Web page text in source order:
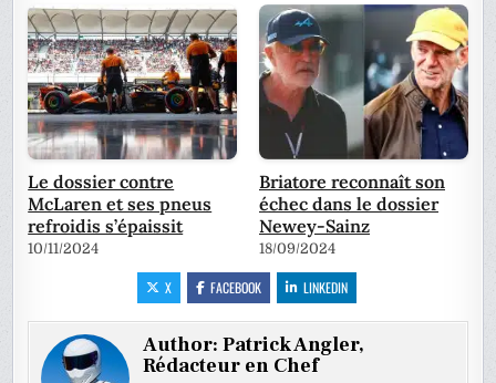
Le dossier contre
McLaren et ses pneus
refroidis s’épaissit
10/11/2024
Briatore reconnaît son
échec dans le dossier
Newey-Sainz
18/09/2024
X FACEBOOK LINKEDIN
Author:Patrick Angler,
Rédacteur en Chef